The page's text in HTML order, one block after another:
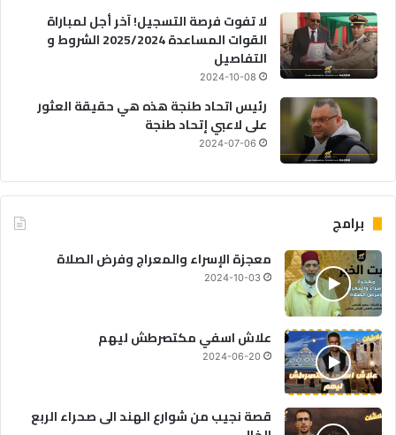
لا تفوت فرصة التسجيل! آخر أجل لمباراة
القوات المساعدة 2025/2024 الشروط و
التفاصيل
2024-10-08
رئيس اتحاد طنجة هذه هي حقيقة العثور
على لاعبي إتحاد طنجة
2024-07-06
برامج
معجزة الإسراء والمعراج وفرض الصلاة
2024-10-03
علاش اسفي مكتصرطش ليهم
2024-06-20
قصة نجيب من شوارع الهند الى صحراء الربع